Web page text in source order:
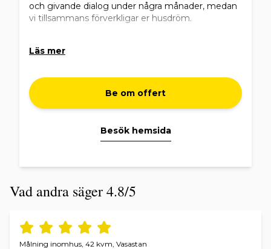
och givande dialog under några månader, medan
vi tillsammans förverkligar er husdröm.
som kök och badrum. Samt måleri både invändigt
Kontakta oss gärna för en kostnadsfri offert.
Läs mer
Be om offert
Besök hemsida
Vad andra säger 4.8/5
Målning inomhus, 42 kvm, Vasastan